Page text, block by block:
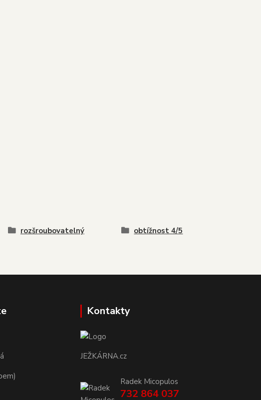
rozšroubovatelný obtížnost 4/5
Kontakty
JEŽKÁRNA.cz
Radek Micopulos
732 864 037